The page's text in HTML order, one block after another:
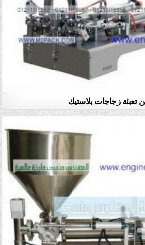
تعبئة زجاجات بلاستيك